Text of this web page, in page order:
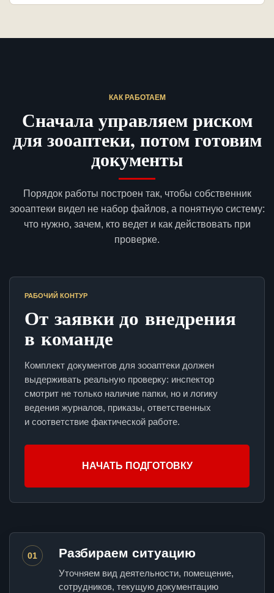
КАК РАБОТАЕМ
Сначала управляем риском
для зооаптеки, потом готовим
документы
Порядок работы построен так, чтобы собственник
зооаптеки видел не набор файлов, а понятную систему:
что нужно, зачем, кто ведет и как действовать при
проверке.
РАБОЧИЙ КОНТУР
От заявки до внедрения
в команде
Комплект документов для зооаптеки должен
выдерживать реальную проверку: инспектор
смотрит не только наличие папки, но и логику
ведения журналов, приказы, ответственных
и соответствие фактической работе.
НАЧАТЬ ПОДГОТОВКУ
01 Разбираем ситуацию
Уточняем вид деятельности, помещение,
сотрудников, текущую документацию